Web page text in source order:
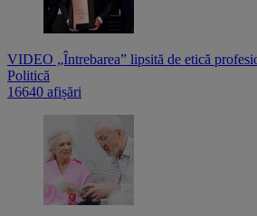
VIDEO „Întrebarea” lipsită de etică
Politică
16640 afișări